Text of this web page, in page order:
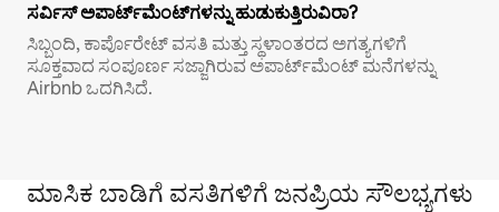
ಸರ್ವಿಸ್ ಅಪಾರ್ಟ್‌ಮೆಂಟ್‌ಗಳನ್ನು ಹುಡುಕುತ್ತಿರುವಿರಾ?
ಸಿಬ್ಬಂದಿ, ಕಾರ್ಪೊರೇಟ್ ವಸತಿ ಮತ್ತು ಸ್ಥಳಾಂತರದ ಅಗತ್ಯಗಳಿಗೆ
ಸೂಕ್ತವಾದ ಸಂಪೂರ್ಣ ಸಜ್ಜಾಗಿರುವ ಅಪಾರ್ಟ್‌ಮೆಂಟ್ ಮನೆಗಳನ್ನು
Airbnb ಒದಗಿಸಿದೆ.
ಮಾಸಿಕ ಬಾಡಿಗೆ ವಸತಿಗಳಿಗೆ ಜನಪ್ರಿಯ ಸೌಲಭ್ಯಗಳು